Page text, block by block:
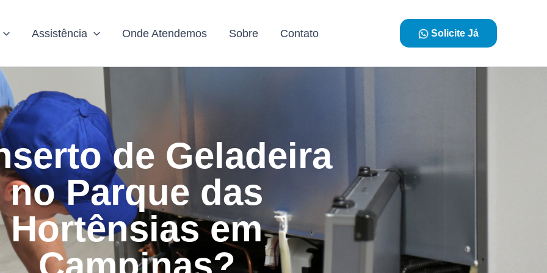
Assistência Onde Atendemos Sobre Contato Solicite Já
de Geladeira
no Parque das
Hortênsias em